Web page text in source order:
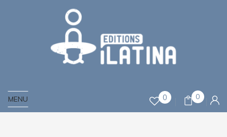
MENU 0 0